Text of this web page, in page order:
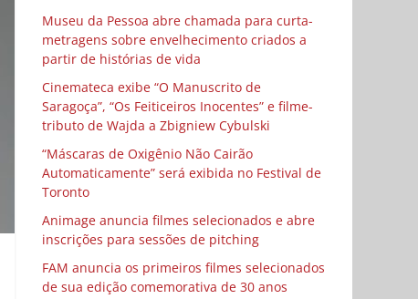
Museu da Pessoa abre chamada para curta-
metragens sobre envelhecimento criados a
partir de histórias de vida
Cinemateca exibe “O Manuscrito de
Saragoça”, “Os Feiticeiros Inocentes” e filme-
tributo de Wajda a Zbigniew Cybulski
“Máscaras de Oxigênio Não Cairão
Automaticamente” será exibida no Festival de
Toronto
Animage anuncia filmes selecionados e abre
inscrições para sessões de pitching
FAM anuncia os primeiros filmes selecionados
de sua edição comemorativa de 30 anos